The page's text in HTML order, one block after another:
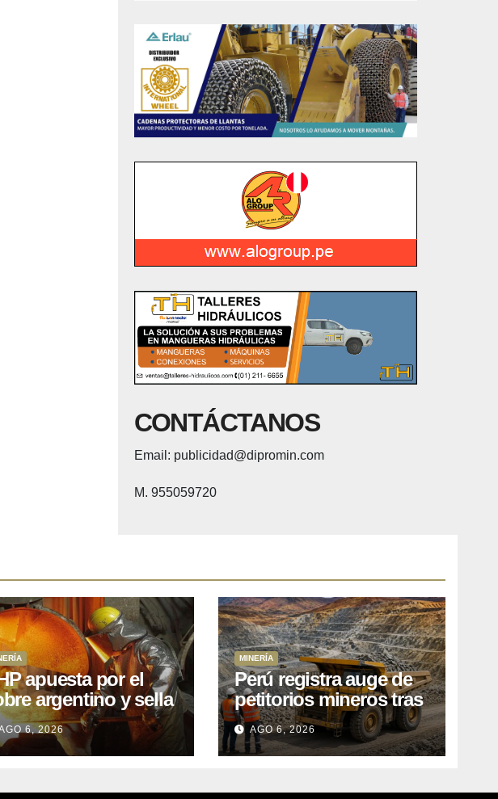
CONTÁCTANOS
Email: publicidad@dipromin.com
M. 955059720
apuesta por el
argentino y sella
con Kobrea
siete proyecto
6, 2026
MINERÍA
Perú registra auge de
petitorios mineros tras
liberación de más de
mil concesiones para
explorar cobre y oro
AGO 6, 2026